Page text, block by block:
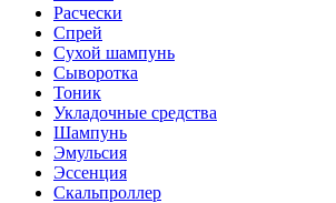
Расчески
Спрей
Сухой шампунь
Сыворотка
Тоник
Укладочные средства
Шампунь
Эмульсия
Эссенция
Скальпроллер